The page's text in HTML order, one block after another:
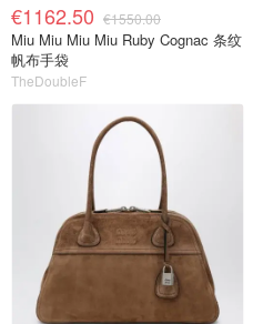
€1162.50 €1550.00
Miu Miu Miu Miu Ruby Cognac 条纹
帆布手袋
TheDoubleF